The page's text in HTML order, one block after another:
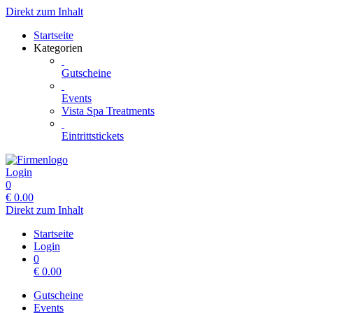
Direkt zum Inhalt
Startseite
Kategorien
Gutscheine
Events
Vista Spa Treatments
Eintrittstickets
Login
0
€ 0.00
Direkt zum Inhalt
Startseite
Login
0
€ 0.00
Gutscheine
Events